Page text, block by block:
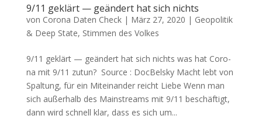
9/11 geklärt — geändert hat sich nichts
von Corona Daten Check| März 27, 2020 | Geopolitik
& Deep State, Stimmen des Volkes
9/11 geklärt — geändert hat sich nichts was hat Coro­
na mit 9/11 zutun? Source : DocBelsky Macht lebt von
Spal­tung, für ein Mit­ein­an­der reicht Liebe Wenn man
sich außer­halb des Main­streams mit 9/11 beschäf­tigt,
dann wird schnell klar, dass es sich um...